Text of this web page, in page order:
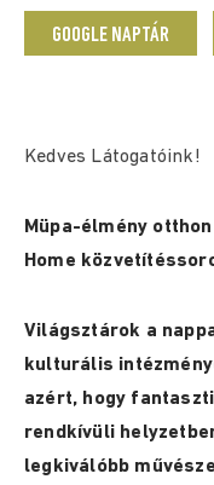
GOOGLE NAPTÁR
Kedves Látogatóink!
Müpa-élmény
Home
Világsztárok a
kulturális
azért, hogy
rendkívüli
legkiválóbb